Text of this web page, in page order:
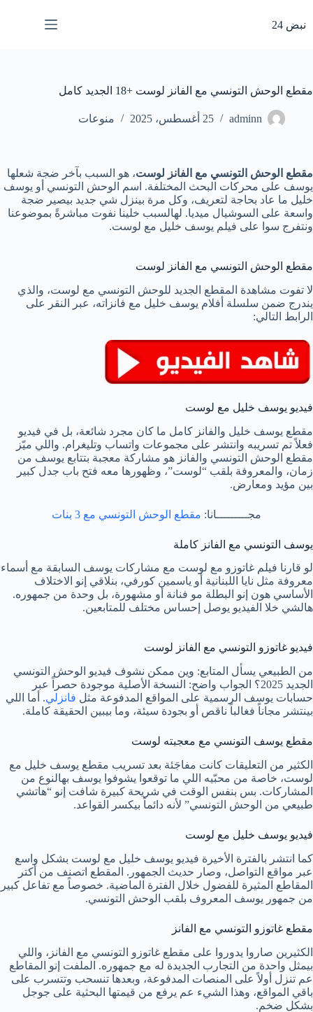
المحتوى
نبض 24
مقطع الوحش التونسي مع الفانز لوست +18 الجديد كامل
adminn 25 أغسطس، 2025 منوعات
مقطع الوحش التونسي مع الفانز لوست، هو السبب بآخر ضجة شعلها
يوسف على محركات البحث المختلفة. اسم الوحش التونسي أو يوسف
خليل ما عاد بحاجة لتعريف، وكل مرة بينزل شي جديد بيصير ضجة
واسعة على السوشيال ميديا. لهالسبب خلينا نفوت مباشرةً بموضوعنا
ونتفرج سوا على فيلم يوسف خليل مع لوست.
مقطع الوحش التونسي مع الفانز لوست
لا تفوت مشاهدة المقطع الجديد للوحش التونسي مع لوست، والذي
يندرج ضمن سلسلة أفلام يوسف خليل مع فانزاته، عبر النقر على
الرابط التالي:
فيديو يوسف خليل مع لوست
مقطع يوسف خليل والفانز كامل ما كان مجرد شائعة، بل في فيديو
فعلاً تم تسريبه وانتشر على مجموعات واتساب وتليغرام. واللي ميّز
مقطع الوحش التونسي والفانز هو مشاركة معجبة بتتابع يوسف من
زمان، والمعروفة بلقب “لوست”، وظهورها معه فتح باب جدل كبير
بين مؤيد ومعارض.
مجـــــــــانا: مقطع الوحش التونسي مع 3 بنات
يوسف التونسي مع الفانز كاملة
لو قارنا فيلم غاتوزو مع لوست مع مشاركات يوسف السابقة مع أسماء
معروفة مثل نايا اللبنانية أو ياسمين كورفي، بنلاقي إنو الاختلاف
الأساسي هون إنو البطلة مو فنانة أو مشهورة، بل وحدة من جمهوره.
هالشي خلا الفيديو يوصل إحساس مختلف للمتابعين.
فيديو غاتوزو التونسي مع الفانز لوست
من الطبيعي يسأل المتابع: وين ممكن نشوف فيديو الوحش التونسي
الجديد 2025؟ الجواب واضح: النسخة الأصلية موجودة حصراً عبر
حسابات يوسف الرسمية على المواقع المدفوعة مثل فانزلي. أما اللي
بينتشر مجاناً فغالباً ناقص أو بجودة سيئة، وما بيبين الحقيقة كاملة.
مقطع يوسف التونسي مع معجبته لوست
الكثير من التعليقات كانت مفاجَئة بعد تسريب مقطع يوسف خليل مع
لوست، خاصة من محبّيه اللي ما توقعوا يشوفوا يوسف بهالنوع من
المشاركات. بس بنفس الوقت في شريحة كبيرة شافت إنو “هاتشي
طبيعي من الوحش التونسي” لأنه دائماً بيكسر القواعد.
فيديو يوسف خليل مع لوست
كما انتشر بالفترة الأخيرة فيديو يوسف خليل مع لوست بشكل واسع
عبر مواقع التواصل، وصار حديث الجمهور. المقطع اتصنف من أكتر
المقاطع المثيرة للفضول خلال الفترة الماضية. خصوصاً مع تفاعل كبير
من جمهور يوسف المعروف بلقب الوحش التونسي.
مقطع غاتوزو التونسي مع الفانز
الكثيرين صاروا يدوروا على مقطع غاتوزو التونسي مع الفانز، واللي
بيمثل واحدة من التجارب الجديدة له مع جمهوره. الملفت إنو المقاطع
عم تنزل أولاً على المنصات المدفوعة، وبعدها تنسحب وتتسرب على
باقي المواقع، وهذا الشيء عم يرفع من قيمتها البحثية على جوجل
بشكل ضخم.